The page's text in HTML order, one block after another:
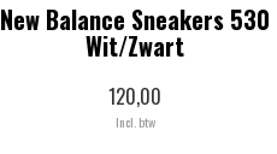
New Balance Sneakers 530
Wit/Zwart
120,00
Incl. btw